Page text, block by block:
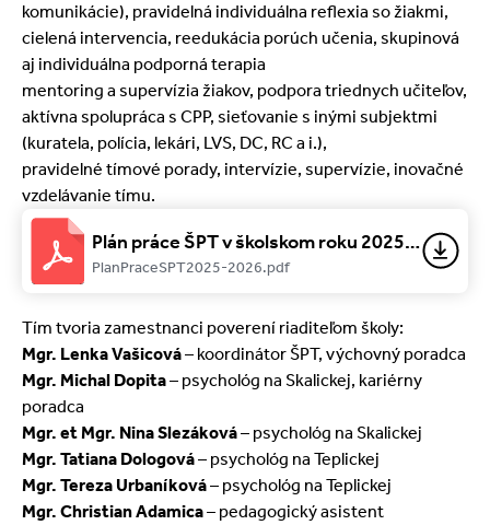
komunikácie), pravidelná individuálna reflexia so žiakmi,
cielená intervencia, reedukácia porúch učenia, skupinová
aj individuálna podporná terapia
mentoring a supervízia žiakov, podpora triednych učiteľov,
aktívna spolupráca s CPP, sieťovanie s inými subjektmi
(kuratela, polícia, lekári, LVS, DC, RC a i.),
pravidelné tímové porady, intervízie, supervízie, inovačné
vzdelávanie tímu.
Plán práce ŠPT v školskom roku 2025/2026
PlanPraceSPT2025-2026.pdf
Tím tvoria zamestnanci poverení riaditeľom školy:
Mgr. Lenka Vašicová– koordinátor ŠPT, výchovný poradca
Mgr. Michal Dopita– psychológ na Skalickej, kariérny
poradca
Mgr. et Mgr. Nina Slezáková– psychológ na Skalickej
Mgr. Tatiana Dologová– psychológ na Teplickej
Mgr. Tereza Urbaníková– psychológ na Teplickej
Mgr. Christian Adamica– pedagogický asistent